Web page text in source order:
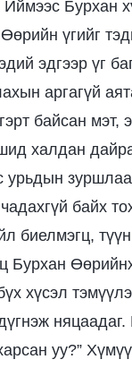
Иймээс Бурхан
үгийг
эдгээр үг
аргагүй
байсан
халдан
байх
биелмэгц,
Бурхан
хүсэл
уу?”